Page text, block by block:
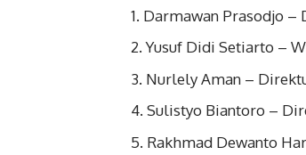
Darmawan Prasodjo –
Yusuf Didi Setiarto –
Nurlely Aman –
Sulistyo Biantoro –
Rakhmad Dewanto